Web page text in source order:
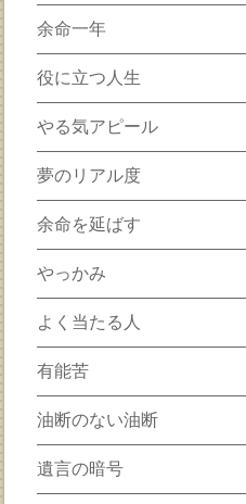
余命一年
役に立つ人生
やる気アピール
夢のリアル度
余命を延ばす
やっかみ
よく当たる人
有能苦
油断のない油断
遺言の暗号